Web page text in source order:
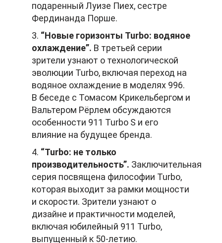
подаренный Луизе Пиех, сестре
Фердинанда Порше.
3. “Новые горизонты Turbo: водяное
охлаждение”. В третьей серии
зрители узнают о технологической
эволюции Turbo, включая переход на
водяное охлаждение в моделях 996.
В беседе с Томасом Крикельбергом и
Вальтером Рёрлем обсуждаются
особенности 911 Turbo S и его
влияние на будущее бренда.
4. “Turbo: не только
производительность”. Заключительная
серия посвящена философии Turbo,
которая выходит за рамки мощности
и скорости. Зрители узнают о
дизайне и практичности моделей,
включая юбилейный 911 Turbo,
выпущенный к 50-летию.